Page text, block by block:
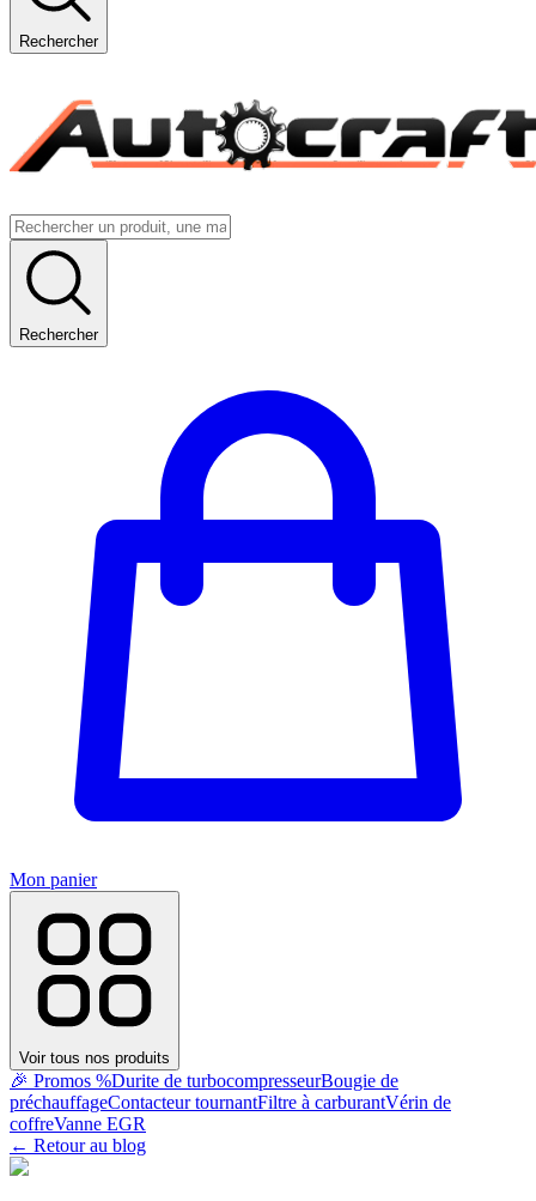
Rechercher
Rechercher
Mon panier
Voir tous nos produits
🎉 Promos %Durite de turbocompresseurBougie de
préchauffageContacteur tournantFiltre à carburantVérin de
coffreVanne EGR
← Retour au blog